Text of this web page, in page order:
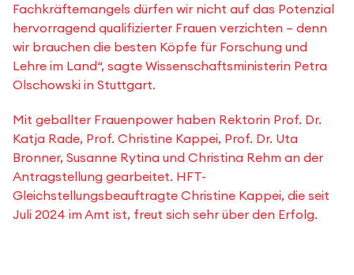
Fachkräftemangels dürfen wir nicht auf das Potenzial
hervorragend qualifizierter Frauen verzichten – denn
wir brauchen die besten Köpfe für Forschung und
Lehre im Land“, sagte Wissenschaftsministerin Petra
Olschowski in Stuttgart.
Mit geballter Frauenpower haben Rektorin Prof. Dr.
Katja Rade, Prof. Christine Kappei, Prof. Dr. Uta
Bronner, Susanne Rytina und Christina Rehm an der
Antragstellung gearbeitet. HFT-
Gleichstellungsbeauftragte Christine Kappei, die seit
Juli 2024 im Amt ist, freut sich sehr über den Erfolg.